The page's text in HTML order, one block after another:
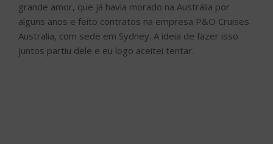
grande amor, que já havia morado na Austrália por
alguns anos e feito contratos na empresa P&O Cruises
Australia, com sede em Sydney. A ideia de fazer isso
juntos partiu dele e eu logo aceitei tentar.